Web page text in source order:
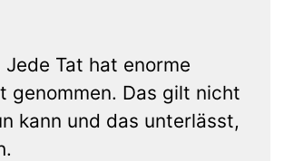
Tat hat enorme
genommen. Das gilt nicht
kann und das unterlässt,